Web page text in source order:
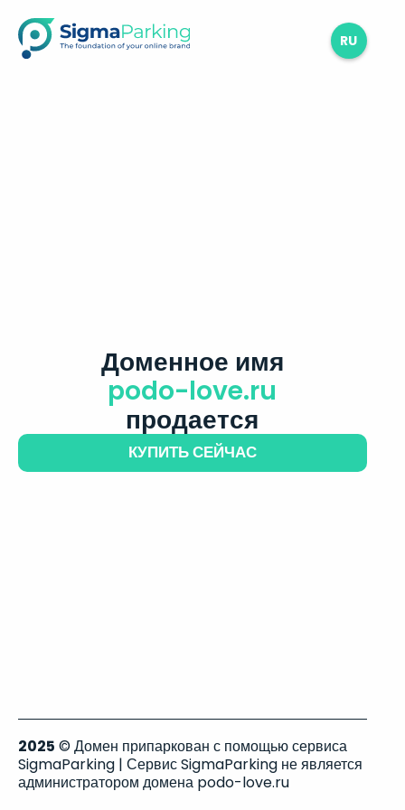
RU
Доменное имя
podo-love.ru
продается
КУПИТЬ СЕЙЧАС
2025 © Домен припаркован с помощью сервиса
SigmaParking | Сервис SigmaParking не является
администратором домена podo-love.ru